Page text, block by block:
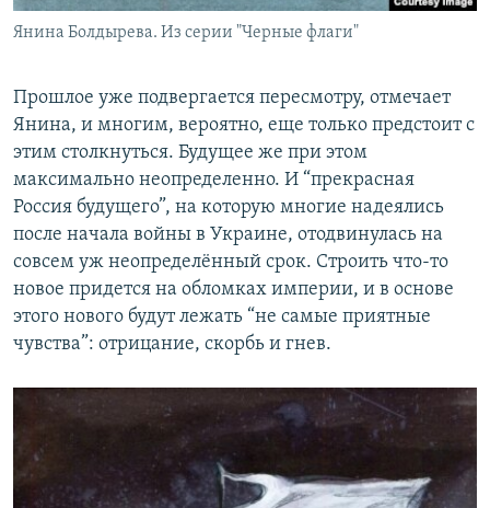
Янина Болдырева. Из серии "Черные флаги"
Прошлое уже подвергается пересмотру, отмечает
Янина, и многим, вероятно, еще только предстоит с
этим столкнуться. Будущее же при этом
максимально неопределенно. И “прекрасная
Россия будущего”, на которую многие надеялись
после начала войны в Украине, отодвинулась на
совсем уж неопределённый срок. Строить что-то
новое придется на обломках империи, и в основе
этого нового будут лежать “не самые приятные
чувства”: отрицание, скорбь и гнев.